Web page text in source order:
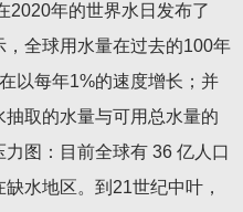
年的世界水日发布了
，全球用水量在过去的100年
以每年1%的速度增长；并
取的水量与可用总水量的
图：目前全球有 36 亿人口
水地区。到21世纪中叶，